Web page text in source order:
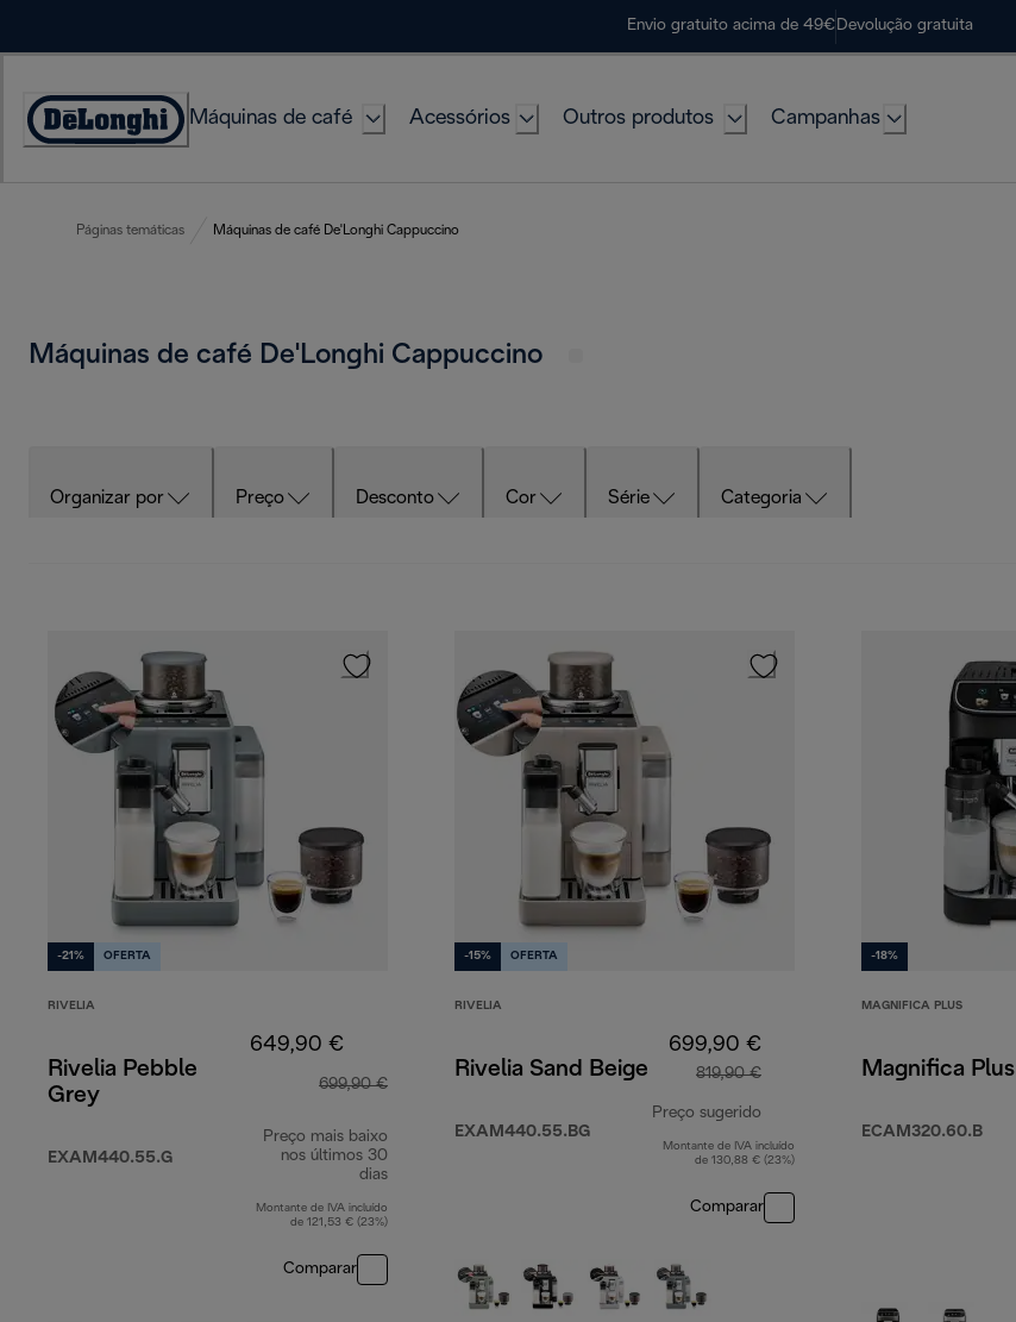
Envio gratuito acima de 49€ Devolução gratuita
Accessibility
Máquinas de café Acessórios Outros produtos Campanhas
Páginas temáticas Máquinas de café De'Longhi Cappuccino
Máquinas de café De'Longhi Cappuccino
Organizar por Preço Desconto Cor Série Categoria
-21% OFERTA
RIVELIA
Rivelia Pebble
Grey
EXAM440.55.G
649,90 €
699,90 €
Preço mais baixo
nos últimos 30
dias
Montante de IVA incluído
de 121,53 € (23%)
Comparar
-15% OFERTA
RIVELIA
Rivelia Sand Beige
EXAM440.55.BG
699,90 €
819,90 €
Preço sugerido
preço original 819,90 €
Montante de IVA incluído
de 130,88 € (23%)
Comparar
-18%
MAGNIFICA PLUS
Magnifica Plus
ECAM320.60.B